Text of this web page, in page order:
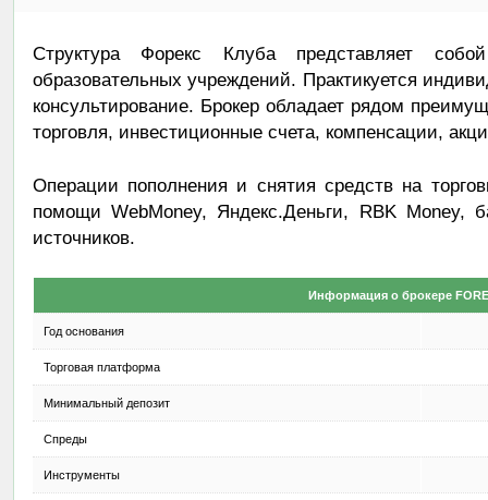
Структура Форекс Клуба представляет
образовательных учреждений. Практикуется
консультирование. Брокер обладает рядом
торговля, инвестиционные счета, компенсации,
Операции пополнения и снятия средств на
помощи WebMoney, Яндекс.Деньги, RBK Money,
источников.
Информация о брокере
Год основания
Торговая платформа
Минимальный депозит
Спреды
Инструменты